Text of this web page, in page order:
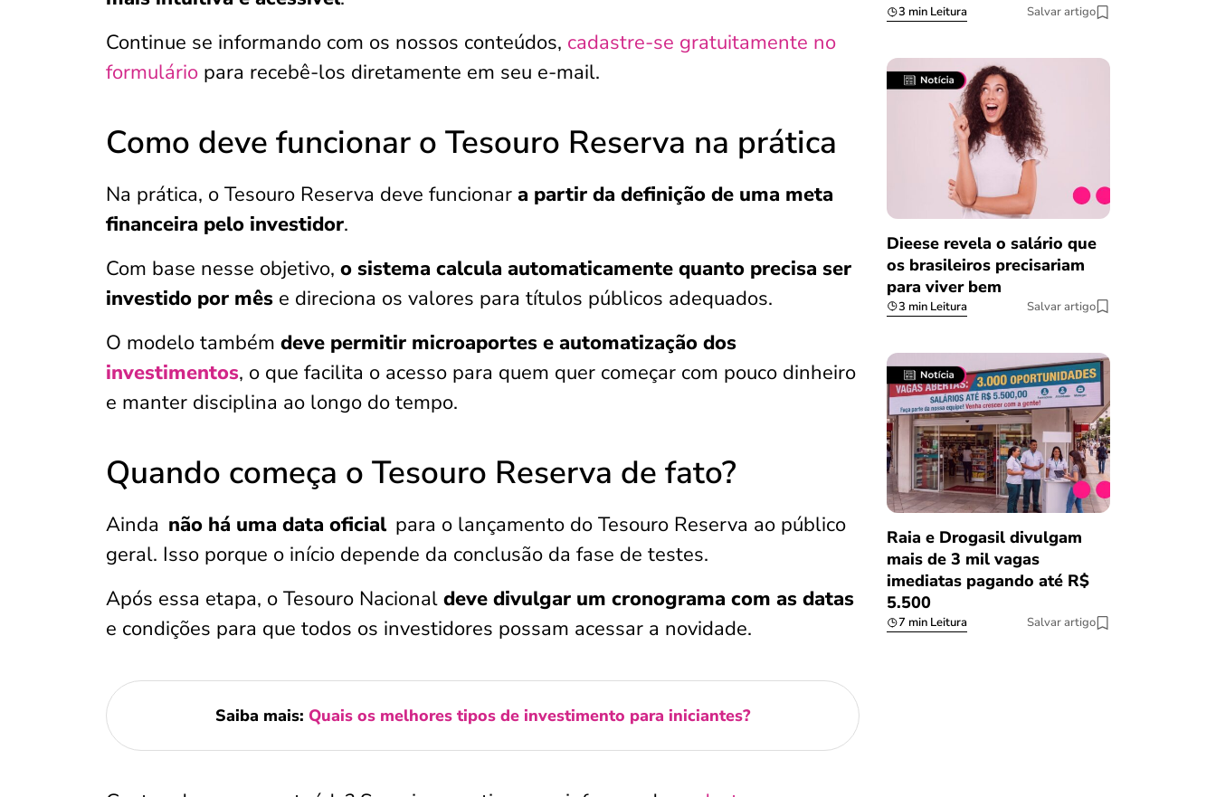
Continue se informando com os nossos conteúdos, cadastre-se gratuitamente no
formulário para recebê-los diretamente em seu e-mail.
Como deve funcionar o Tesouro Reserva na prática
Na prática, o Tesouro Reserva deve funcionar a partir da definição de uma meta
financeira pelo investidor.
Com base nesse objetivo, o sistema calcula automaticamente quanto precisa ser
investido por mês e direciona os valores para títulos públicos adequados.
O modelo também deve permitir microaportes e automatização dos
investimentos, o que facilita o acesso para quem quer começar com pouco dinheiro
e manter disciplina ao longo do tempo.
Quando começa o Tesouro Reserva de fato?
Ainda não há uma data oficial para o lançamento do Tesouro Reserva ao público
geral. Isso porque o início depende da conclusão da fase de testes.
Após essa etapa, o Tesouro Nacional deve divulgar um cronograma com as datas
e condições para que todos os investidores possam acessar a novidade.
Saiba mais: Quais os melhores tipos de investimento para iniciantes?
3 min Leitura Salvar artigo
Dieese revela o salário que
os brasileiros precisariam
para viver bem
3 min Leitura Salvar artigo
Raia e Drogasil divulgam
mais de 3 mil vagas
imediatas pagando até R$
5.500
7 min Leitura Salvar artigo